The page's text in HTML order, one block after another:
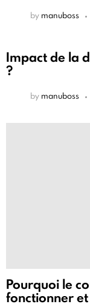
by manuboss
Impact de la
?
by manuboss
Pourquoi le
fonctionner